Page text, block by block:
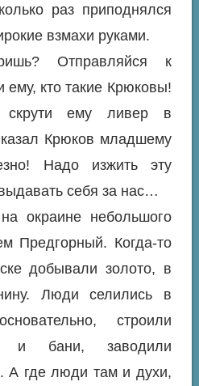
раз приподнялся
взмахи руками.
Отправляйся к
ему, кто такие Крюковы!
скрути ему ливер в
Крюков младшему
Надо изжить эту
себя за нас…
окраине небольшого
Предгорный. Когда-то
добывали золото, в
Люди селились в
строили
и бани, заводили
А где люди там и духи,